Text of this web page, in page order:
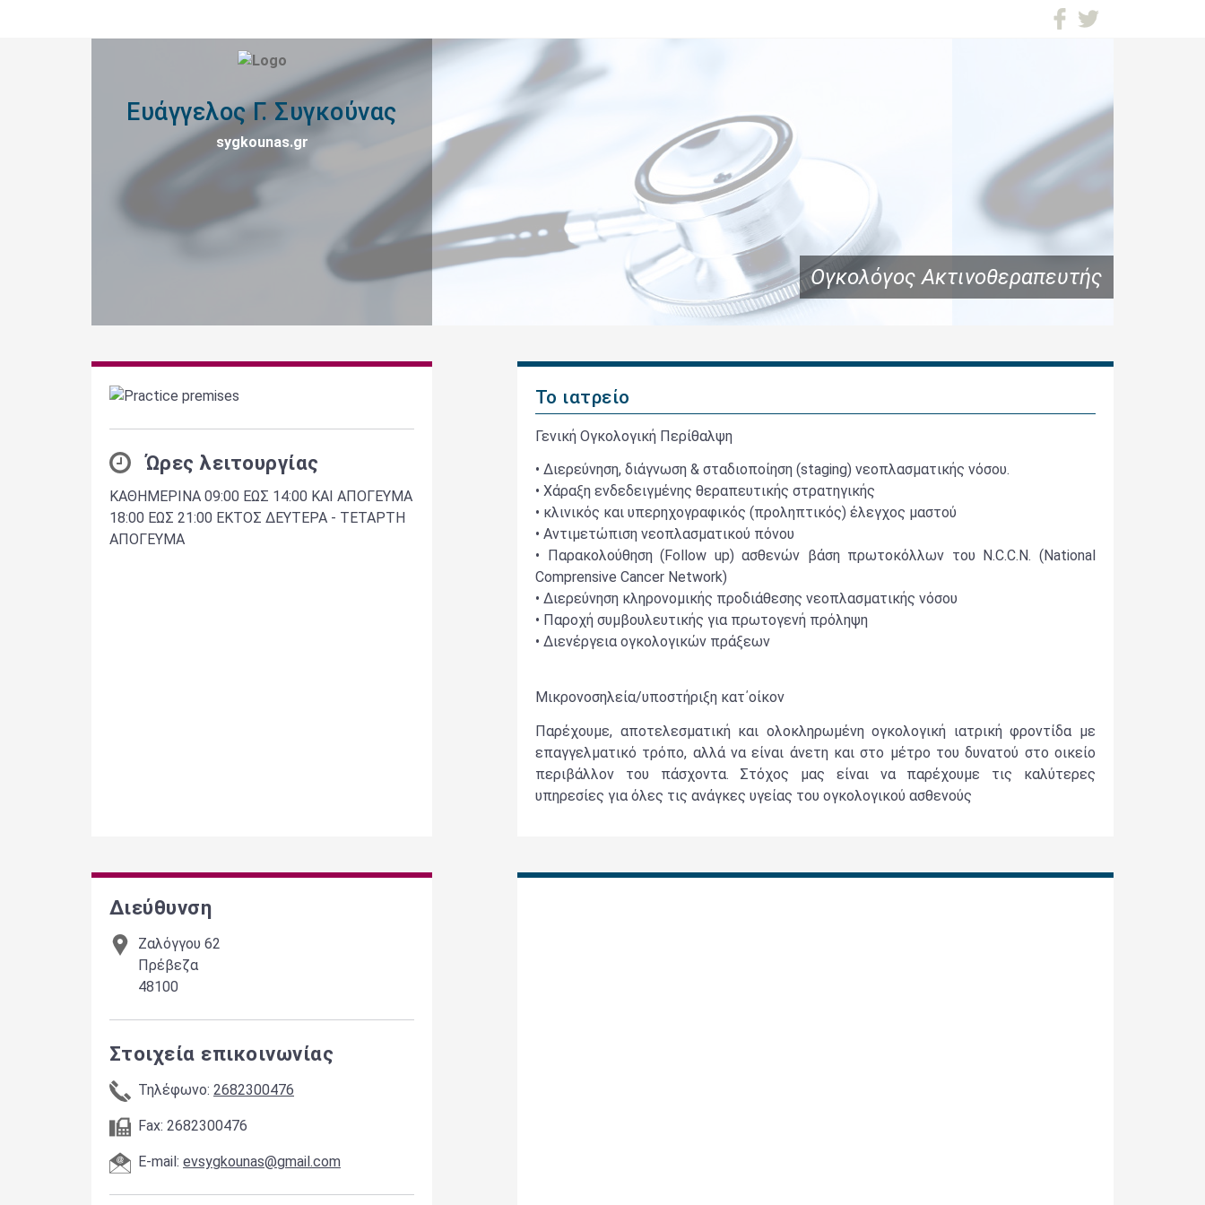
Ευάγγελος Γ. Συγκούνας
sygkounas.gr
Ογκολόγος Ακτινοθεραπευτής
Ώρες λειτουργίας
ΚΑΘΗΜΕΡΙΝΑ 09:00 ΕΩΣ 14:00 ΚΑΙ ΑΠΟΓΕΥΜΑ
18:00 ΕΩΣ 21:00 ΕΚΤΟΣ ΔΕΥΤΕΡΑ - ΤΕΤΑΡΤΗ
ΑΠΟΓΕΥΜΑ
Το ιατρείο
Γενική Ογκολογική Περίθαλψη
• Διερεύνηση, διάγνωση & σταδιοποίηση (staging) νεοπλασματικής νόσου.
• Χάραξη ενδεδειγμένης θεραπευτικής στρατηγικής
• κλινικός και υπερηχογραφικός (προληπτικός) έλεγχος μαστού
• Αντιμετώπιση νεοπλασματικού πόνου
• Παρακολούθηση (Follow up) ασθενών βάση πρωτοκόλλων του N.C.C.N. (National
Comprensive Cancer Network)
• Διερεύνηση κληρονομικής προδιάθεσης νεοπλασματικής νόσου
• Παροχή συμβουλευτικής για πρωτογενή πρόληψη
• Διενέργεια ογκολογικών πράξεων
Μικρονοσηλεία/υποστήριξη κατ΄οίκον
Παρέχουμε, αποτελεσματική και ολοκληρωμένη ογκολογική ιατρική φροντίδα με
επαγγελματικό τρόπο, αλλά να είναι άνετη και στο μέτρο του δυνατού στο οικείο
περιβάλλον του πάσχοντα. Στόχος μας είναι να παρέχουμε τις καλύτερες
υπηρεσίες για όλες τις ανάγκες υγείας του ογκολογικού ασθενούς
Διεύθυνση
Ζαλόγγου 62
Πρέβεζα
48100
Στοιχεία επικοινωνίας
Τηλέφωνο: 2682300476
Fax: 2682300476
E-mail: evsygkounas@gmail.com